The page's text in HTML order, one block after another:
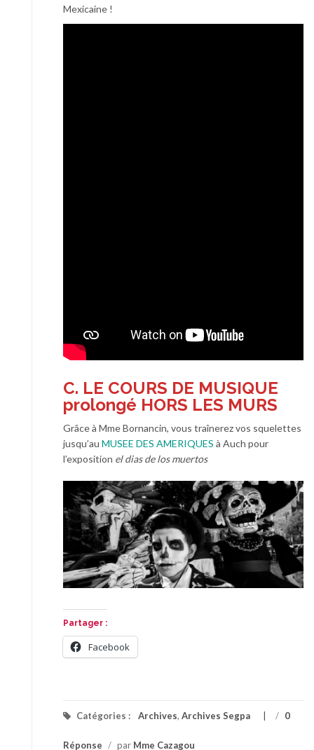
Mexicaine !
C. LE COURS DE MUSIQUE
prolongé HORS LES MURS
Grâce à Mme Bornancin, vous traînerez vos squelettes
jusqu’au MUSEE DES AMERIQUES à Auch pour
l’exposition el dias de los muertos
Partager :
Facebook
Catégories : Archives, Archives Segpa / 0
Réponse / par Mme Cazagou